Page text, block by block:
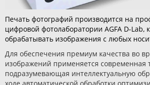
Печать фотографий производится на
цифровой фотолаборатории AGFA D-Lab,
обрабатывать изображения с любых
Для обеспечения премиум качества во
изображений применяется современная
подразумевающая интеллектуальную